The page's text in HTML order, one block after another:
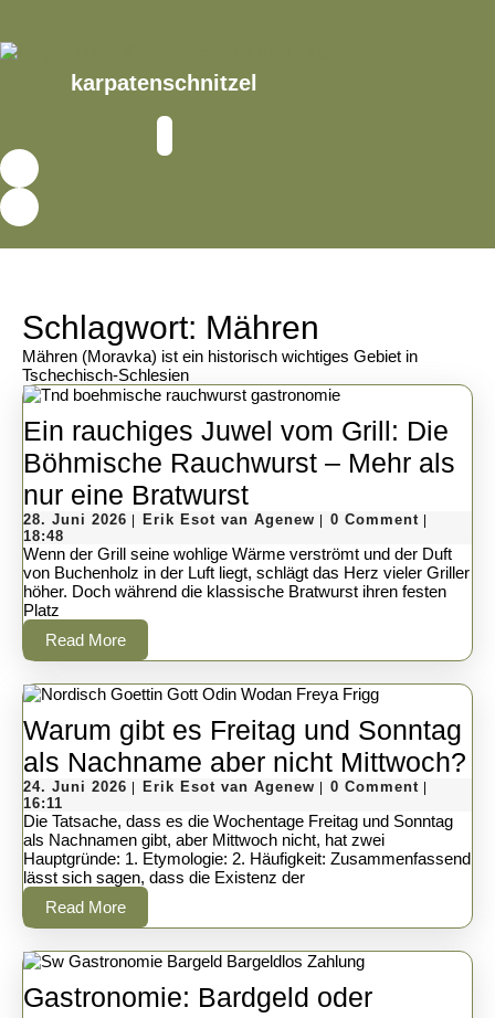
content
karpatenschnitzel
Button
Schlagwort: Mähren
Mähren (Moravka) ist ein historisch wichtiges Gebiet in
Tschechisch-Schlesien
Ein rauchiges Juwel vom Grill: Die
Böhmische Rauchwurst – Mehr als
nur eine BratwurstEin
rauchiges
Juwel
vom
Die
Böhmische
Rauchwurst
–
Mehr
als
nur
eine
28. Juni 2026 28.
2026
Erik Esot van Agenew Erik
van
Agenew
0 Comment
18:48
Wenn der Grill seine wohlige Wärme verströmt und der Duft
von Buchenholz in der Luft liegt, schlägt das Herz vieler Griller
höher. Doch während die klassische Bratwurst ihren festen
Platz
Read MoreRead
More
Warum gibt es Freitag und Sonntag
als Nachname aber nicht Mittwoch?
24. Juni 2026 24.
2026
Erik Esot van Agenew Erik
van
Agenew
0 Comment
16:11
Die Tatsache, dass es die Wochentage Freitag und Sonntag
als Nachnamen gibt, aber Mittwoch nicht, hat zwei
Hauptgründe: 1. Etymologie: 2. Häufigkeit: Zusammenfassend
lässt sich sagen, dass die Existenz der
Read MoreRead
More
Gastronomie: Bardgeld oder